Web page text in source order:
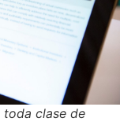
toda clase de